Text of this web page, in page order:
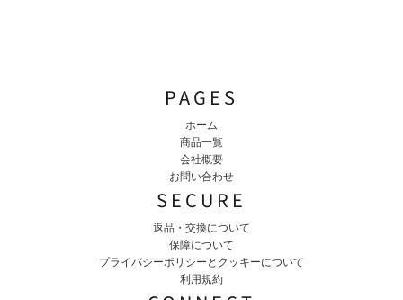
PAGES
ホーム
商品一覧
会社概要
お問い合わせ
SECURE
返品・交換について
保障について
プライバシーポリシーとクッキーについて
利用規約